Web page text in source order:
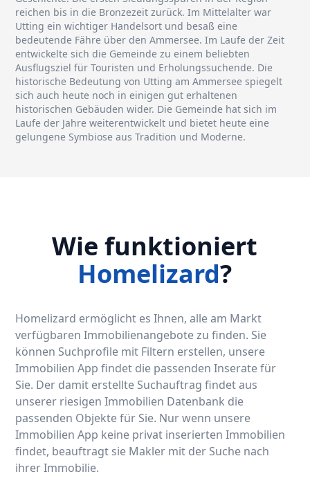
reichen bis in die Bronzezeit zurück. Im Mittelalter war
Utting ein wichtiger Handelsort und besaß eine
bedeutende Fähre über den Ammersee. Im Laufe der Zeit
entwickelte sich die Gemeinde zu einem beliebten
Ausflugsziel für Touristen und Erholungssuchende. Die
historische Bedeutung von Utting am Ammersee spiegelt
sich auch heute noch in einigen gut erhaltenen
historischen Gebäuden wider. Die Gemeinde hat sich im
Laufe der Jahre weiterentwickelt und bietet heute eine
gelungene Symbiose aus Tradition und Moderne.
Wie funktioniert
Homelizard?
Homelizard ermöglicht es Ihnen, alle am Markt
verfügbaren Immobilienangebote zu finden. Sie
können Suchprofile mit Filtern erstellen, unsere
Immobilien App findet die passenden Inserate für
Sie. Der damit erstellte Suchauftrag findet aus
unserer riesigen Immobilien Datenbank die
passenden Objekte für Sie. Nur wenn unsere
Immobilien App keine privat inserierten Immobilien
findet, beauftragt sie Makler mit der Suche nach
ihrer Immobilie.